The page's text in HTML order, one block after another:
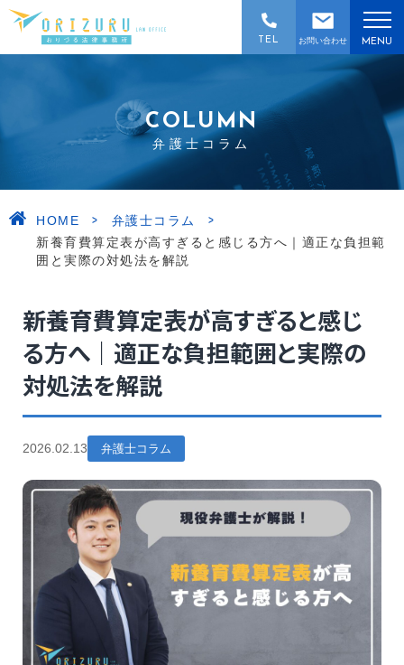
お問い合わせ
TEL MENU
COLUMN
弁護士コラム
HOME > 弁護士コラム >
新養育費算定表が高すぎると感じる方へ｜適正な負担範
囲と実際の対処法を解説
新養育費算定表が高すぎると感じ
る方へ｜適正な負担範囲と実際の
対処法を解説
2026.02.13 弁護士コラム